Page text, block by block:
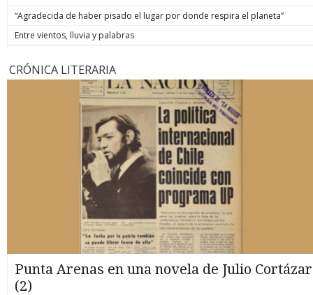
“Agradecida de haber pisado el lugar por donde respira el planeta”
Entre vientos, lluvia y palabras
CRÓNICA LITERARIA
Punta Arenas en una novela de Julio Cortázar
(2)